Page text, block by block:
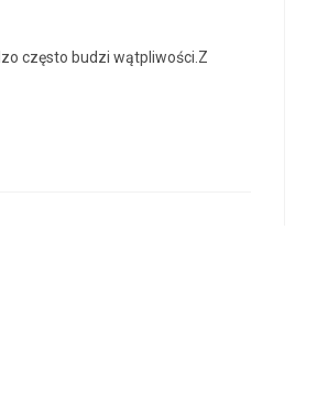
często budzi wątpliwości.Z